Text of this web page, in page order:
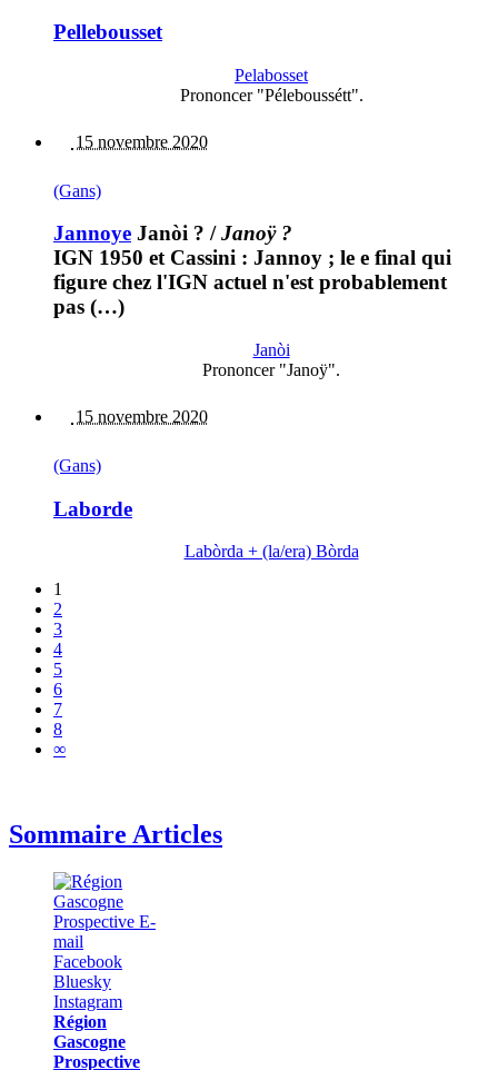
Pellebousset
Pelabosset
Prononcer "Péleboussétt".
15 novembre 2020
(Gans)
Jannoye Janòi ? /Janoÿ ?
IGN 1950 et Cassini : Jannoy ; le e final qui
figure chez l'IGN actuel n'est probablement
pas (…)
Janòi
Prononcer "Janoÿ".
15 novembre 2020
(Gans)
Laborde
Labòrda + (la/era) Bòrda
1
2
3
4
5
6
7
8
∞
Sommaire Articles
Région
Gascogne
Prospective